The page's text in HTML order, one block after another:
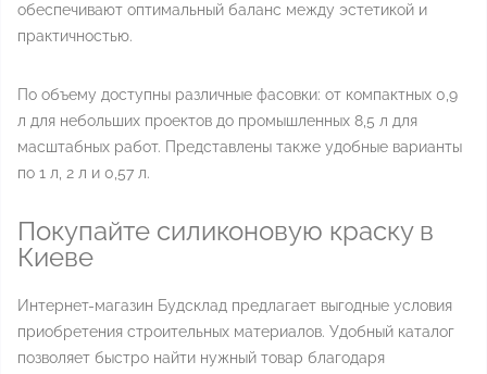
обеспечивают оптимальный баланс между эстетикой и
практичностью.
По объему доступны различные фасовки: от компактных 0,9
л для небольших проектов до промышленных 8,5 л для
масштабных работ. Представлены также удобные варианты
по 1 л, 2 л и 0,57 л.
Покупайте силиконовую краску в
Киеве
Интернет-магазин Будсклад предлагает выгодные условия
приобретения строительных материалов. Удобный каталог
позволяет быстро найти нужный товар благодаря